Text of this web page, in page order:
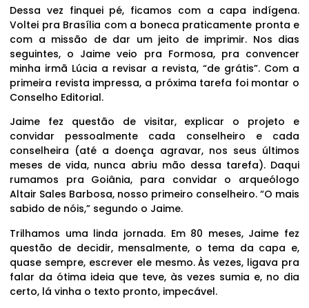
Dessa vez finquei pé, ficamos com a capa indígena.
Voltei pra Brasília com a boneca praticamente pronta e
com a missão de dar um jeito de imprimir. Nos dias
seguintes, o Jaime veio pra Formosa, pra convencer
minha irmã Lúcia a revisar a revista, “de grátis”. Com a
primeira revista impressa, a próxima tarefa foi montar o
Conselho Editorial.
Jaime fez questão de visitar, explicar o projeto e
convidar pessoalmente cada conselheiro e cada
conselheira (até a doença agravar, nos seus últimos
meses de vida, nunca abriu mão dessa tarefa). Daqui
rumamos pra Goiânia, para convidar o arqueólogo
Altair Sales Barbosa, nosso primeiro conselheiro. “O mais
sabido de nóis,” segundo o Jaime.
Trilhamos uma linda jornada. Em 80 meses, Jaime fez
questão de decidir, mensalmente, o tema da capa e,
quase sempre, escrever ele mesmo. Às vezes, ligava pra
falar da ótima ideia que teve, às vezes sumia e, no dia
certo, lá vinha o texto pronto, impecável.